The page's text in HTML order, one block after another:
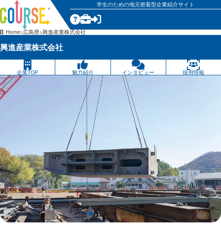
学生のための地元密着型企業紹介サイト
Home 広島県 興進産業株式会社
興進産業株式会社
企業TOP 魅力紹介 インタビュー 採用情報